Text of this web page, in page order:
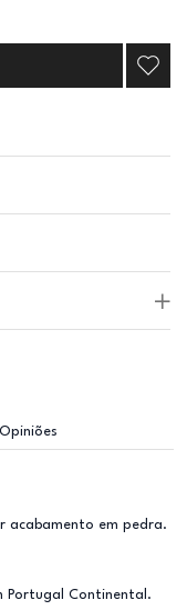
Opiniões
acabamento em pedra.
Portugal Continental.